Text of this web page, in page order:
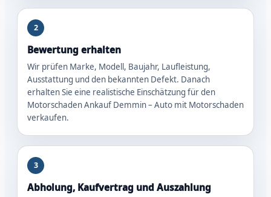
2
Bewertung erhalten
Wir prüfen Marke, Modell, Baujahr, Laufleistung,
Ausstattung und den bekannten Defekt. Danach
erhalten Sie eine realistische Einschätzung für den
Motorschaden Ankauf Demmin – Auto mit Motorschaden
verkaufen.
3
Abholung, Kaufvertrag und Auszahlung